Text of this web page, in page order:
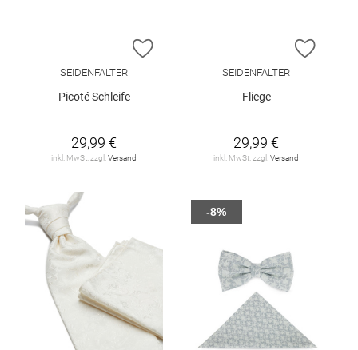
ZUR WUNSCHLISTE HINZUFÜGEN
SEIDENFALTER
Picoté Schleife
29,99 €
inkl. MwSt. zzgl. Versand
ZUR
SEIDENFALTER
Fliege
29,99 €
inkl. MwSt. zzgl. Versand
-8%